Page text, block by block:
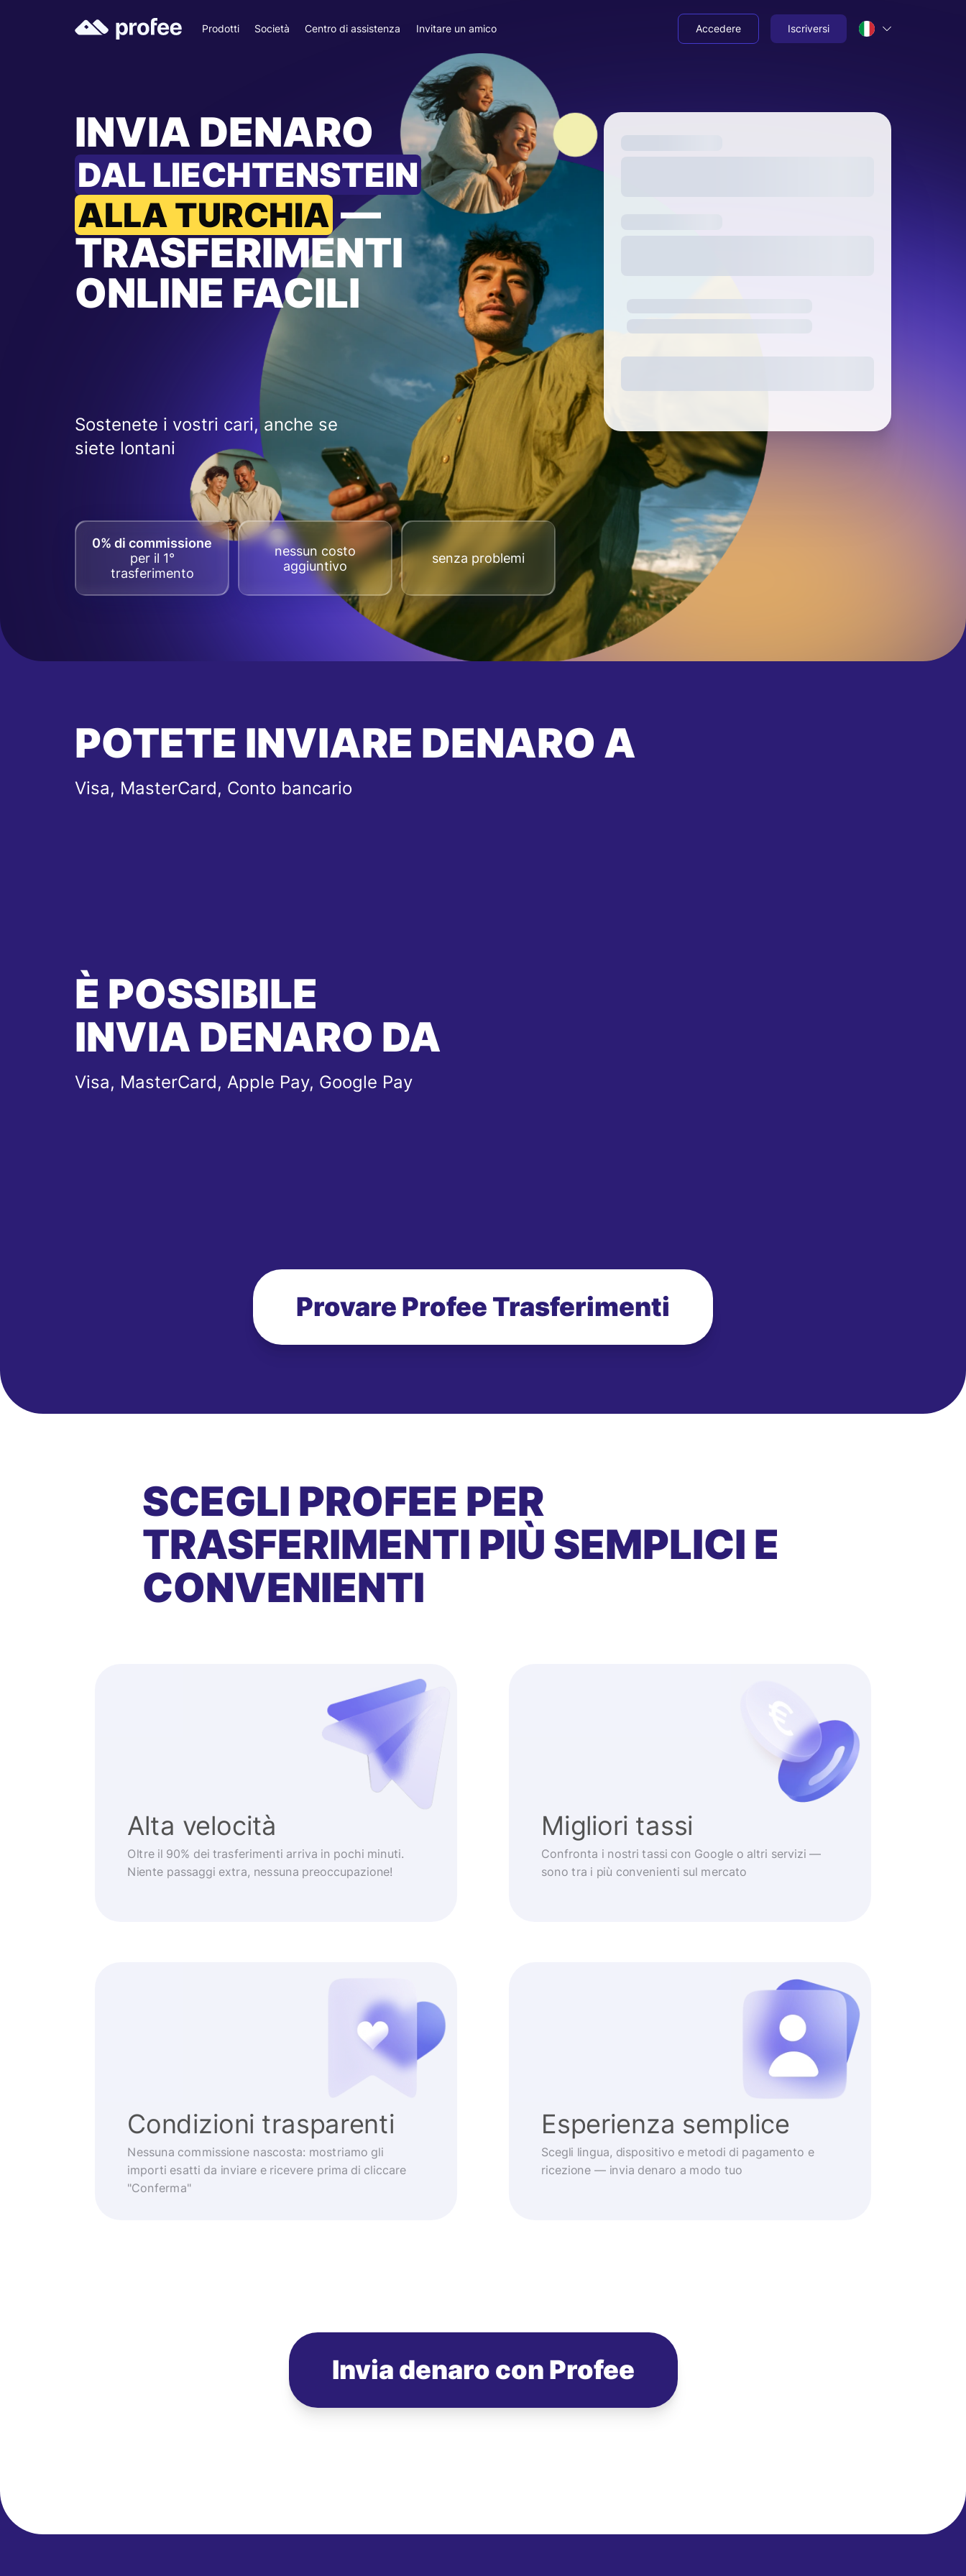
Prodotti Società Centro di assistenza Invitare un amico Accedere Iscriversi
INVIA DENARO
DAL LIECHTENSTEIN
ALLA TURCHIA —
TRASFERIMENTI
ONLINE FACILI
Sostenete i vostri cari, anche se
siete lontani
0% di commissione
per il 1°
trasferimento
nessun costo
aggiuntivo
senza problemi
POTETE INVIARE DENARO A
Visa, MasterCard, Conto bancario
È POSSIBILE
INVIA DENARO DA
Visa, MasterCard, Apple Pay, Google Pay
Provare Profee Trasferimenti
SCEGLI PROFEE PER
TRASFERIMENTI PIÙ SEMPLICI E
CONVENIENTI
Alta velocità
Oltre il 90% dei trasferimenti arriva in pochi minuti.
Niente passaggi extra, nessuna preoccupazione!
Migliori tassi
Confronta i nostri tassi con Google o altri servizi —
sono tra i più convenienti sul mercato
Condizioni trasparenti
Nessuna commissione nascosta: mostriamo gli
importi esatti da inviare e ricevere prima di cliccare
"Conferma"
Esperienza semplice
Scegli lingua, dispositivo e metodi di pagamento e
ricezione — invia denaro a modo tuo
Invia denaro con Profee